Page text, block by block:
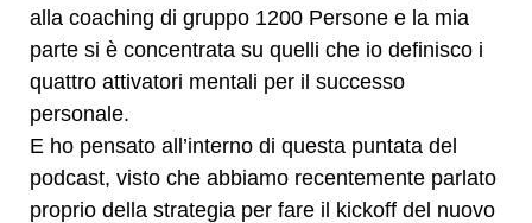
alla coaching di gruppo 1200 Persone e la mia
parte si è concentrata su quelli che io definisco i
quattro attivatori mentali per il successo
personale.
E ho pensato all’interno di questa puntata del
podcast, visto che abbiamo recentemente parlato
proprio della strategia per fare il kickoff del nuovo